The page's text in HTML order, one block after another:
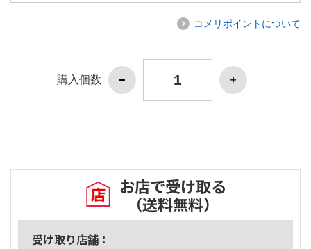
コメリポイントについて
購入個数
お店で受け取る
（送料無料）
受け取り店舗：